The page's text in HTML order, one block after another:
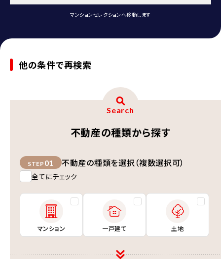
マンションセレクションへ移動します
他の条件で再検索
Search
不動産の種類から探す
STEP 01 不動産の種類を選択（複数選択可）
全てにチェック
マンション 一戸建て 土地